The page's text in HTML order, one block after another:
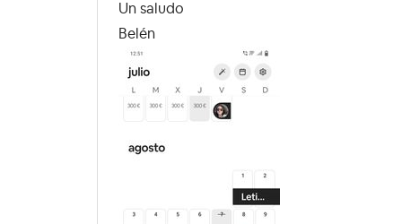
Un saludo
Belén